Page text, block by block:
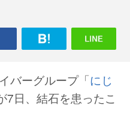
バーグループ「にじ
7日、結石を患ったこ